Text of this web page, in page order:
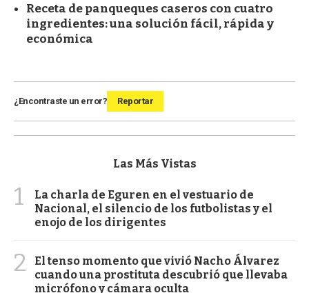
Receta de panqueques caseros con cuatro
ingredientes: una solución fácil, rápida y
económica
¿Encontraste un error? Reportar
Las Más Vistas
1
La charla de Eguren en el vestuario de
Nacional, el silencio de los futbolistas y el
enojo de los dirigentes
2
El tenso momento que vivió Nacho Álvarez
cuando una prostituta descubrió que llevaba
micrófono y cámara oculta